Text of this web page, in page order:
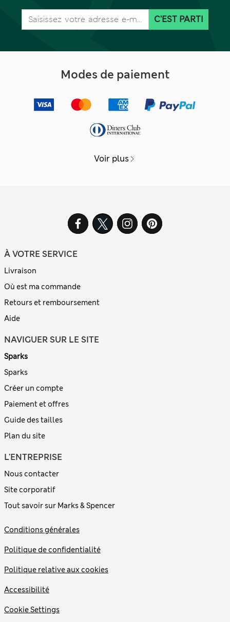
C'EST PARTI
Modes de paiement
Voir plus
À VOTRE SERVICE
Livraison
Où est ma commande
Retours et remboursement
Aide
NAVIGUER SUR LE SITE
Sparks
Sparks
Créer un compte
Paiement et offres
Guide des tailles
Plan du site
L'ENTREPRISE
Nous contacter
Site corporatif
Tout savoir sur Marks & Spencer
Conditions générales
Politique de confidentialité
Politique relative aux cookies
Accessibilité
Cookie Settings